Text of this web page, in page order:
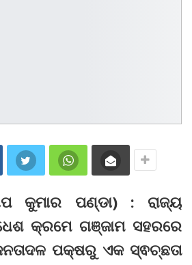
କୁମାର ପଣ୍ଡା) : ରାଜ୍ୟ
କ୍ରମେ ଗଞ୍ଜାମ ସହରରେ
ପକ୍ଷରୁ ଏକ ସ୍ଵଚ୍ଛତା